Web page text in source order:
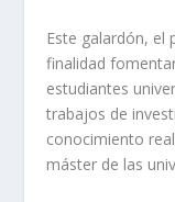
Este galardón, el
finalidad
estudiantes
trabajos de
conocimiento
máster de las